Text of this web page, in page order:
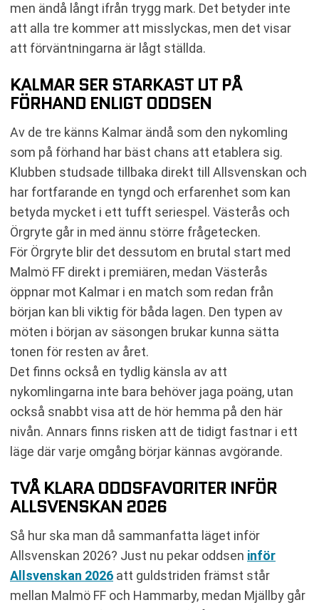
men ändå långt ifrån trygg mark. Det betyder inte
att alla tre kommer att misslyckas, men det visar
att förväntningarna är lågt ställda.
KALMAR SER STARKAST UT PÅ
FÖRHAND ENLIGT ODDSEN
Av de tre känns Kalmar ändå som den nykomling
som på förhand har bäst chans att etablera sig.
Klubben studsade tillbaka direkt till Allsvenskan och
har fortfarande en tyngd och erfarenhet som kan
betyda mycket i ett tufft seriespel. Västerås och
Örgryte går in med ännu större frågetecken.
För Örgryte blir det dessutom en brutal start med
Malmö FF direkt i premiären, medan Västerås
öppnar mot Kalmar i en match som redan från
början kan bli viktig för båda lagen. Den typen av
möten i början av säsongen brukar kunna sätta
tonen för resten av året.
Det finns också en tydlig känsla av att
nykomlingarna inte bara behöver jaga poäng, utan
också snabbt visa att de hör hemma på den här
nivån. Annars finns risken att de tidigt fastnar i ett
läge där varje omgång börjar kännas avgörande.
TVÅ KLARA ODDSFAVORITER INFÖR
ALLSVENSKAN 2026
Så hur ska man då sammanfatta läget inför
Allsvenskan 2026? Just nu pekar oddsen inför
Allsvenskan 2026 att guldstriden främst står
mellan Malmö FF och Hammarby, medan Mjällby går